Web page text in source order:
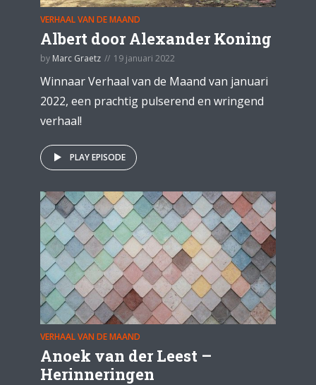
VERHAAL VAN DE MAAND
Albert door Alexander Koning
by Marc Graetz 19 januari 2022
Winnaar Verhaal van de Maand van januari
2022, een prachtig pulserend en wringend
verhaal!
PLAY EPISODE
VERHAAL VAN DE MAAND
Anoek van der Leest –
Herinneringen